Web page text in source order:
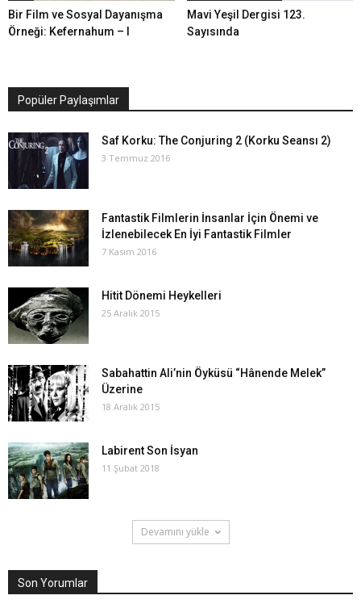
Bir Film ve Sosyal Dayanışma
Örneği: Kefernahum – I
Mavi Yeşil Dergisi 123.
Sayısında
Popüler Paylaşımlar
Saf Korku: The Conjuring 2 (Korku Seansı 2)
3 Temmuz 2016
Fantastik Filmlerin İnsanlar İçin Önemi ve
İzlenebilecek En İyi Fantastik Filmler
7 Kasım 2016
Hitit Dönemi Heykelleri
25 Aralık 2015
Sabahattin Ali’nin Öyküsü “Hânende Melek”
Üzerine
18 Aralık 2015
Labirent Son İsyan
11 Şubat 2018
Devamını yükle
Son Yorumlar